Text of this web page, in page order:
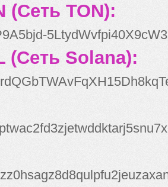
(Сеть TON):
(Сеть Solana):